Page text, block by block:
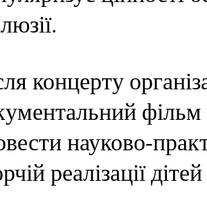
концерту
фільм
науково-
реалізації